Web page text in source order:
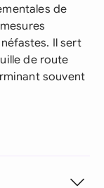
de
Il sert
de route
souvent